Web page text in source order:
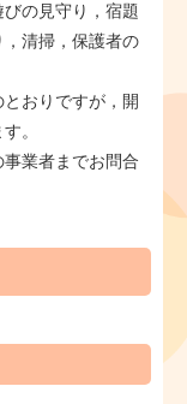
の見守り，宿題
清掃，保護者の
おりですが，開
。
業者までお問合